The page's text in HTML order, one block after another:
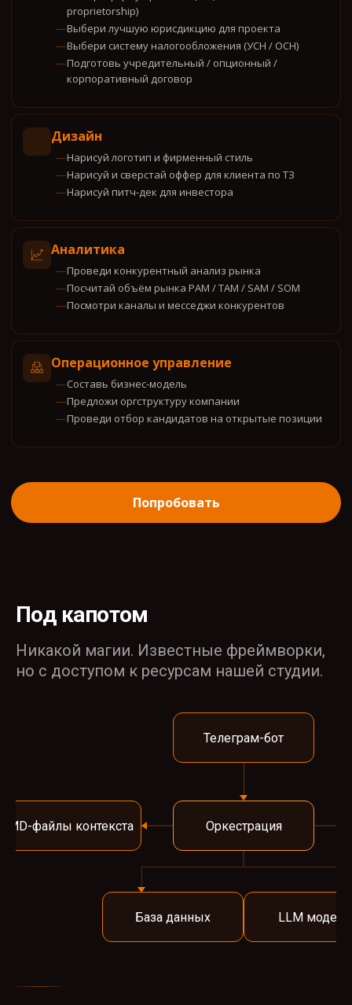
proprietorship)
Выбери лучшую юрисдикцию для проекта
Выбери систему налогообложения (УСН / ОСН)
Подготовь учредительный / опционный /
корпоративный договор
Дизайн
Нарисуй логотип и фирменный стиль
Нарисуй и сверстай оффер для клиента по ТЗ
Нарисуй питч-дек для инвестора
Аналитика
Проведи конкурентный анализ рынка
Посчитай объём рынка PAM / TAM / SAM / SOM
Посмотри каналы и месседжи конкурентов
Операционное управление
Составь бизнес-модель
Предложи оргструктуру компании
Проведи отбор кандидатов на открытые позиции
Попробовать
Под капотом
Никакой магии. Известные фреймворки,
но с доступом к ресурсам нашей студии.
Телеграм-бот
MD-файлы контекста Оркестрация
База данных LLM модели